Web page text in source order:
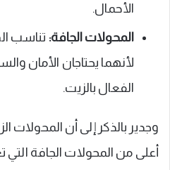
الأحمال.
المحولات الجافة: تناسب
لأنهما يحتاجان الأمان
الفعال بالزيت.
وجدير بالذكر إلى أن المحولات
أعلى من المحولات الجافة